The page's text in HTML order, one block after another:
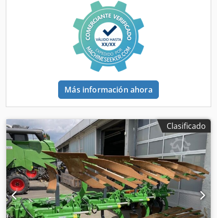
Más información ahora
Clasificado